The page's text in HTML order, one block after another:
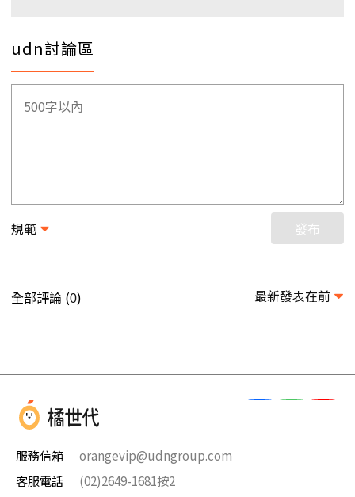
udn討論區
規範 發布
全部評論 (0) 最新發表在前
服務信箱
orangevip@udngroup.com
客服電話
(02)2649-1681按2